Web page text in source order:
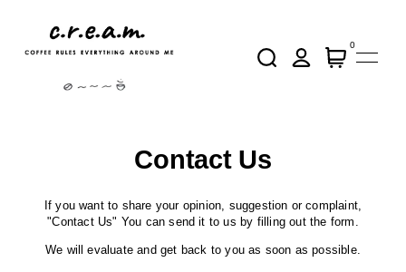
0
Contact Us
​If you want to share your opinion, suggestion or complaint,
"Contact Us" You can send it to us by filling out the form.
We will evaluate and get back to you as soon as possible.